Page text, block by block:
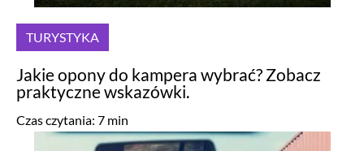
TURYSTYKA
Jakie opony do kampera wybrać? Zobacz
praktyczne wskazówki.
Czas czytania: 7 min